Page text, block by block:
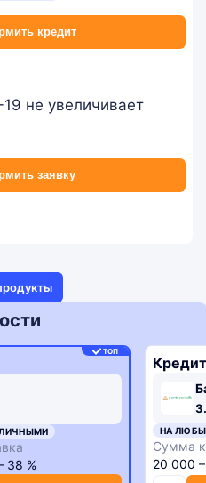
кредит
не увеличивает
заявку
ТОП
38 %
НА
Сумма
20 000